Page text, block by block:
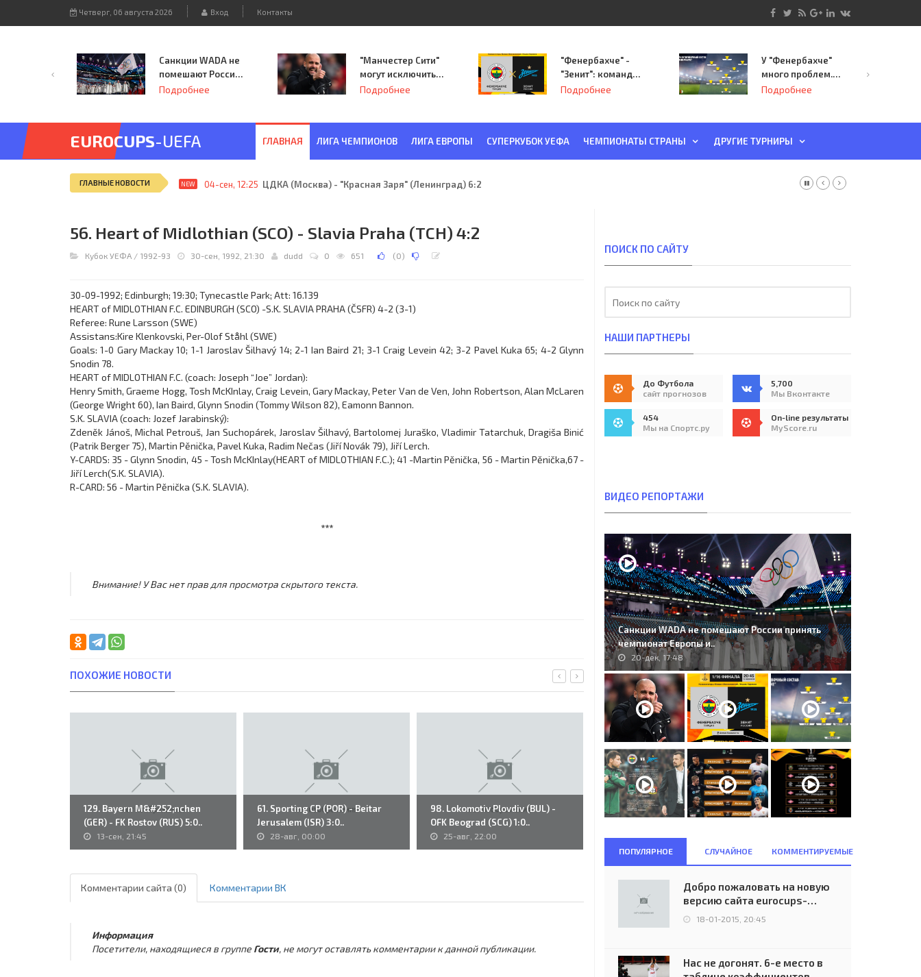
Четверг, 06 августа 2026 Вход Контакты
Санкции WADA не
помешают России
принять
Подробнее
"Манчестер Сити"
могут исключить
из Лиги
Подробнее
"Фенербахче" -
"Зенит": команда
Семака начинает
Подробнее
У "Фенербахче"
много проблем.
Но он опасен для
Подробнее
EUROCUPS-UEFA ГЛАВНАЯ ЛИГА ЧЕМПИОНОВ ЛИГА ЕВРОПЫ СУПЕРКУБОК УЕФА ЧЕМПИОНАТЫ СТРАНЫ ДРУГИЕ ТУРНИРЫ
ГЛАВНЫЕ НОВОСТИ NEW 04-сен, 12:25 ЦДКА (Москва) - "Красная Заря" (Ленинград) 6:2
56. Heart of Midlothian (SCO) - Slavia Praha (TCH) 4:2
Кубок УЕФА / 1992-93 30-сен, 1992, 21:30 dudd 0 651 (0)
30-09-1992; Edinburgh; 19:30; Tynecastle Park; Att: 16.139
HEART of MIDLOTHIAN F.C. EDINBURGH (SCO) -S.K. SLAVIA PRAHA (ČSFR) 4-2 (3-1)
Referee: Rune Larsson (SWE)
Assistans:Kire Klenkovski, Per-Olof Ståhl (SWE)
Goals: 1-0 Gary Mackay 10; 1-1 Jaroslav Šilhavý 14; 2-1 Ian Baird 21; 3-1 Craig Levein 42; 3-2 Pavel Kuka 65; 4-2 Glynn
Snodin 78.
HEART of MIDLOTHIAN F.C. (coach: Joseph “Joe” Jordan):
Henry Smith, Graeme Hogg, Tosh McKInlay, Craig Levein, Gary Mackay, Peter Van de Ven, John Robertson, Alan McLaren
(George Wright 60), Ian Baird, Glynn Snodin (Tommy Wilson 82), Eamonn Bannon.
S.K. SLAVIA (coach: Jozef Jarabinský):
Zdeněk Jánoš, Michal Petrouš, Jan Suchopárek, Jaroslav Šilhavý, Bartolomej Juraško, Vladimir Tatarchuk, Dragiša Binić
(Patrik Berger 75), Martin Pěnička, Pavel Kuka, Radim Nečas (Jiří Novák 79), Jiří Lerch.
Y-CARDS: 35 - Glynn Snodin, 45 - Tosh McKInlay(HEART of MIDLOTHIAN F.C.); 41 -Martin Pěnička, 56 - Martin Pěnička,67 -
Jiří Lerch(S.K. SLAVIA).
R-CARD: 56 - Martin Pěnička (S.K. SLAVIA).
***
Внимание! У Вас нет прав для просмотра скрытого текста.
ПОХОЖИЕ НОВОСТИ
129. Bayern M&#252;nchen
(GER) - FK Rostov (RUS) 5:0..
13-сен, 21:45
61. Sporting CP (POR) - Beitar
Jerusalem (ISR) 3:0..
28-авг, 00:00
98. Lokomotiv Plovdiv (BUL) -
OFK Beograd (SCG) 1:0..
25-авг, 22:00
86. Glentoran Belfast (NIR) -
14-июл, 22:45
S.K. Brann Bergen (NOR) -
Комментарии сайта (0) Комментарии ВК
Информация
Посетители, находящиеся в группе Гости, не могут оставлять комментарии к данной публикации.
ПОИСК ПО САЙТУ
НАШИ ПАРТНЕРЫ
До Футбола
сайт прогнозов
5,700
Мы Вконтакте
454
Мы на Спортс.ру
On-line результаты
MyScore.ru
ВИДЕО РЕПОРТАЖИ
Санкции WADA не помешают России принять
чемпионат Европы и..
20-дек, 17:48
ПОПУЛЯРНОЕ СЛУЧАЙНОЕ КОММЕНТИРУЕМЫЕ
Добро пожаловать на новую
версию сайта eurocups-
uefa.ru
18-01-2015, 20:45
Нас не догонят. 6-е место в